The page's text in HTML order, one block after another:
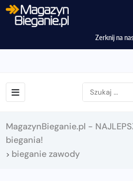
Zerknij na
MagazynBieganie.pl -
biegania!
> bieganie zawody